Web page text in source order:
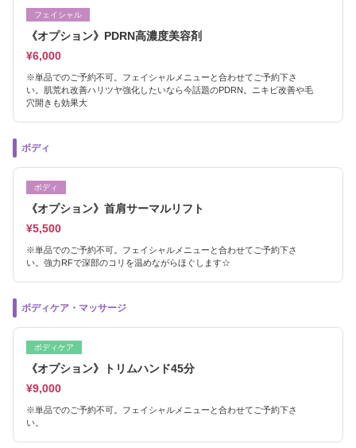
フェイシャル
《オプション》PDRN高濃度美容剤
¥6,000
※単品でのご予約不可。フェイシャルメニューと合わせてご予約下さ
い。肌荒れ改善ハリツヤ強化したいなら今話題のPDRN。ニキビ改善や毛
穴開きも効果大
ボディ
ボディ
《オプション》首肩サーマルリフト
¥5,500
※単品でのご予約不可。フェイシャルメニューと合わせてご予約下さ
い。強力RFで深部のコリを温めながらほぐします☆
ボディケア・マッサージ
ボディケア
《オプション》トリムハンド45分
¥9,000
※単品でのご予約不可。フェイシャルメニューと合わせてご予約下さ
い。